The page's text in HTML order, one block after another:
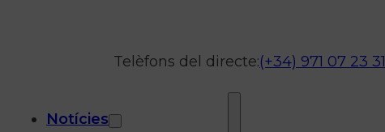
Telèfons del directe:(+34) 971 07 23 31
Notícies